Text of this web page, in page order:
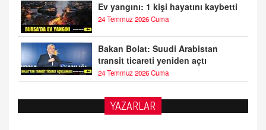
Ev yangını: 1 kişi hayatını kaybetti
24 Temmuz 2026 Cuma
Bakan Bolat: Suudi Arabistan
transit ticareti yeniden açtı
24 Temmuz 2026 Cuma
YAZARLAR